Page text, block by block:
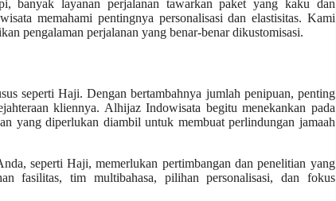
banyak layanan perjalanan tawarkan paket yang kaku dan
memahami pentingnya personalisasi dan elastisitas. Kami
pengalaman perjalanan yang benar-benar dikustomisasi.
seperti Haji. Dengan bertambahnya jumlah penipuan, penting
kliennya. Alhijaz Indowisata begitu menekankan pada
yang diperlukan diambil untuk membuat perlindungan jamaah
seperti Haji, memerlukan pertimbangan dan penelitian yang
fasilitas, tim multibahasa, pilihan personalisasi, dan fokus